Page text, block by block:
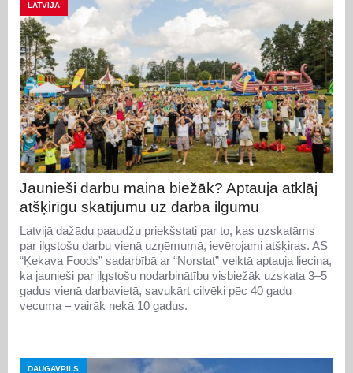
LATVIJA
Jaunieši darbu maina biežāk? Aptauja atklāj
atšķirīgu skatījumu uz darba ilgumu
Latvijā dažādu paaudžu priekšstati par to, kas uzskatāms
par ilgstošu darbu vienā uzņēmumā, ievērojami atšķiras. AS
“Ķekava Foods” sadarbībā ar “Norstat” veiktā aptauja liecina,
ka jaunieši par ilgstošu nodarbinātību visbiežāk uzskata 3–5
gadus vienā darbavietā, savukārt cilvēki pēc 40 gadu
vecuma – vairāk nekā 10 gadus.
DAUGAVPILS